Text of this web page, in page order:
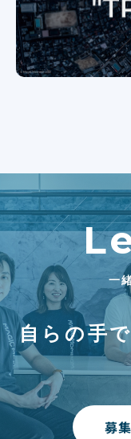
一
自らの手
募